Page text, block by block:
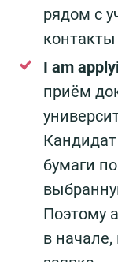
рядом с
контакты
I am
приём
бумаги
Поэтому
в начале,